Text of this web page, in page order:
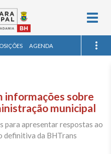
AGENDA
informações sobre
municipal
para apresentar respostas ao
definitiva da BHTrans